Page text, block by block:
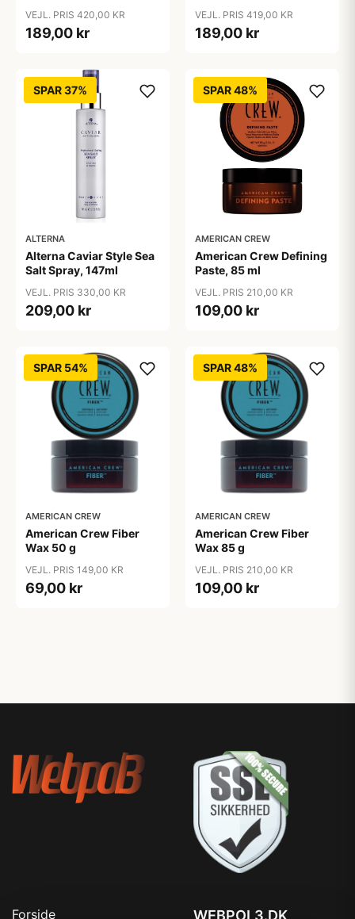
VEJL. PRIS 420,00 KR
189,00 kr
Protection Spray, 125 ml
VEJL. PRIS 419,00 KR
189,00 kr
SPAR 37%
ALTERNA
Alterna Caviar Style Sea
Salt Spray, 147ml
VEJL. PRIS 330,00 KR
209,00 kr
SPAR 48%
AMERICAN CREW
American Crew Defining
Paste, 85 ml
VEJL. PRIS 210,00 KR
109,00 kr
SPAR 54%
AMERICAN CREW
American Crew Fiber
Wax 50 g
VEJL. PRIS 149,00 KR
69,00 kr
SPAR 48%
AMERICAN CREW
American Crew Fiber
Wax 85 g
VEJL. PRIS 210,00 KR
109,00 kr
Forside